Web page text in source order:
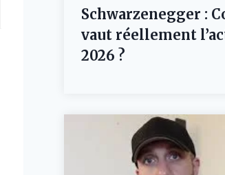
Schwarzenegger :
vaut réellement
2026 ?